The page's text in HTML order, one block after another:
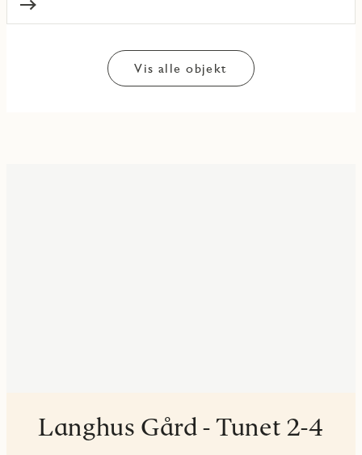
Vis alle objekt
Langhus Gård - Tunet 2-4